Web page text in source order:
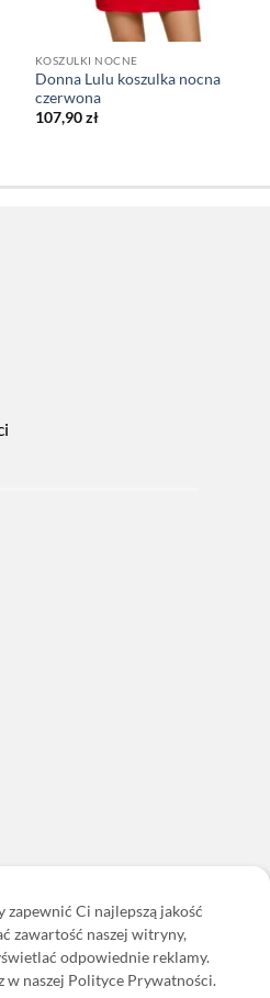
KOSZULKI NOCNE
Donna Lulu koszulka nocna
czerwona
107,90zł
8:00-16:00
Ci najlepszą jakość
zawartość naszej witryny,
odpowiednie reklamy.
naszej Polityce Prywatności.